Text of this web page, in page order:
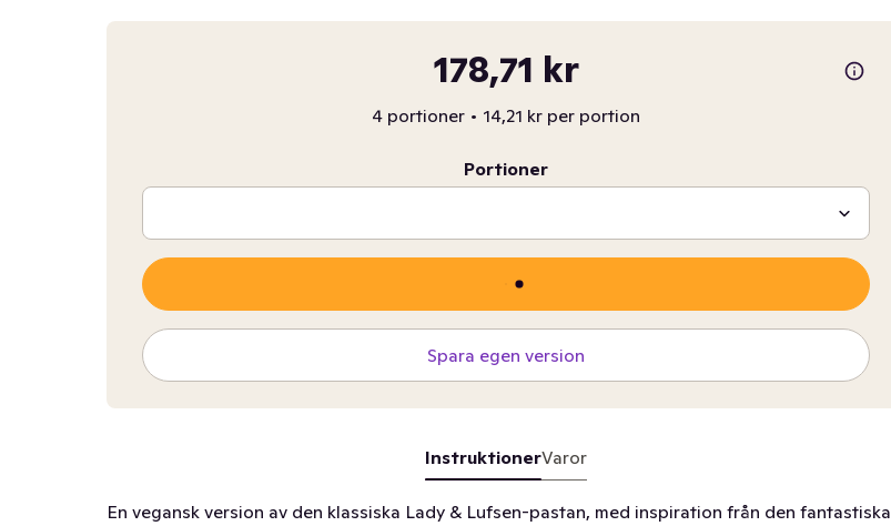
178,71 kr
4 portioner • 14,21 kr per portion
Portioner
Spara egen version
InstruktionerVaror
En vegansk version av den klassiska Lady & Lufsen-pastan, med inspiration från den fantastiska